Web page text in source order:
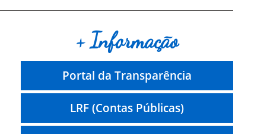
+ Informação
Portal da Transparência
LRF (Contas Públicas)